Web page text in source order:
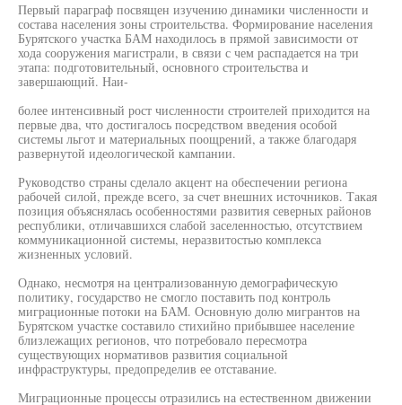
Первый параграф посвящен изучению динамики численности и
состава населения зоны строительства. Формирование населения
Бурятского участка БАМ находилось в прямой зависимости от
хода сооружения магистрали, в связи с чем распадается на три
этапа: подготовительный, основного строительства и
завершающий. Наи-
более интенсивный рост численности строителей приходится на
первые два, что достигалось посредством введения особой
системы льгот и материальных поощрений, а также благодаря
развернутой идеологической кампании.
Руководство страны сделало акцент на обеспечении региона
рабочей силой, прежде всего, за счет внешних источников. Такая
позиция объяснялась особенностями развития северных районов
республики, отличавшихся слабой заселенностью, отсутствием
коммуникационной системы, неразвитостью комплекса
жизненных условий.
Однако, несмотря на централизованную демографическую
политику, государство не смогло поставить под контроль
миграционные потоки на БАМ. Основную долю мигрантов на
Бурятском участке составило стихийно прибывшее население
близлежащих регионов, что потребовало пересмотра
существующих нормативов развития социальной
инфраструктуры, предопределив ее отставание.
Миграционные процессы отразились на естественном движении